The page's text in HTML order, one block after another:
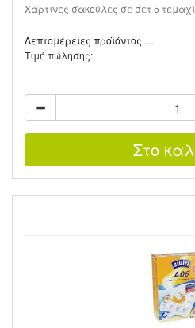
Χάρτινες σακούλες σε σετ 5
Λεπτομέρειες προϊόντος …
Τιμή πώλησης: